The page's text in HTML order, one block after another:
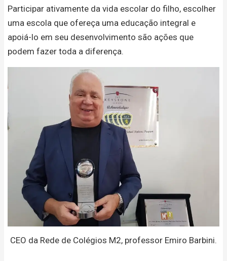
Participar ativamente da vida escolar do filho, escolher
uma escola que ofereça uma educação integral e
apoiá-lo em seu desenvolvimento são ações que
podem fazer toda a diferença.
CEO da Rede de Colégios M2, professor Emiro Barbini.